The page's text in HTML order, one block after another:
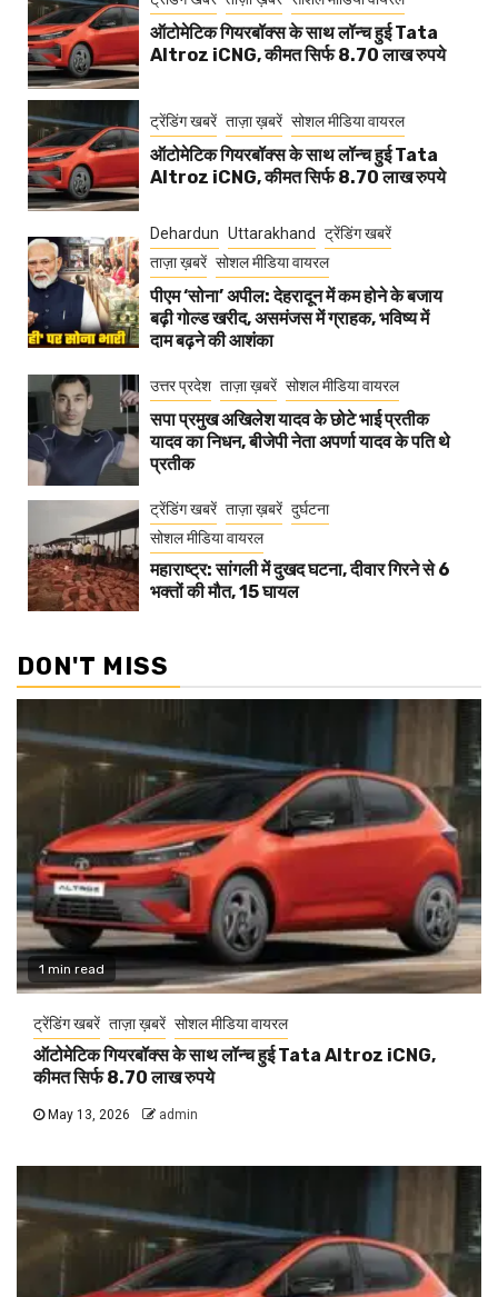
ऑटोमेटिक गियरबॉक्स के साथ लॉन्च हुई Tata
Altroz iCNG, कीमत सिर्फ 8.70 लाख रुपये
ट्रेंडिंग खबरें ताज़ा ख़बरें सोशल मीडिया वायरल
ऑटोमेटिक गियरबॉक्स के साथ लॉन्च हुई Tata
Altroz iCNG, कीमत सिर्फ 8.70 लाख रुपये
Dehardun Uttarakhand
ट्रेंडिंग खबरें
ताज़ा ख़बरें सोशल मीडिया वायरल
पीएम ‘सोना’ अपील: देहरादून में कम होने के बजाय
बढ़ी गोल्ड खरीद, असमंजस में ग्राहक, भविष्य में
दाम बढ़ने की आशंका
उत्तर प्रदेश ताज़ा ख़बरें सोशल मीडिया वायरल
सपा प्रमुख अखिलेश यादव के छोटे भाई प्रतीक
यादव का निधन, बीजेपी नेता अपर्णा यादव के पति थे
प्रतीक
ट्रेंडिंग खबरें ताज़ा ख़बरें दुर्घटना
सोशल मीडिया वायरल
महाराष्ट्र: सांगली में दुखद घटना, दीवार गिरने से 6
भक्तों की मौत, 15 घायल
DON'T MISS
1 min read
ट्रेंडिंग खबरें ताज़ा ख़बरें सोशल मीडिया वायरल
ऑटोमेटिक गियरबॉक्स के साथ लॉन्च हुई Tata Altroz iCNG,
कीमत सिर्फ 8.70 लाख रुपये
May 13, 2026 admin